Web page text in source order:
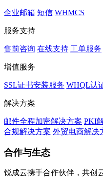
企业邮箱 短信 WHMCS
服务支持
售前咨询 在线支持 工单服务
增值服务
SSL证书安装服务 WHQL认
解决方案
邮件全程加密解决方案 PKI
合规解决方案 外贸电商解决
合作与生态
锐成云携手合作伙伴，共创